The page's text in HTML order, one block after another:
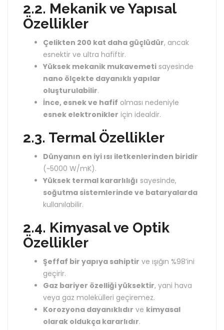
2.2. Mekanik ve Yapısal
Özellikler
Çelikten 200 kat daha güçlüdür, ancak
esnektir ve ultra hafiftir.
Yüksek mekanik mukavemeti sayesinde
nano ölçekte dayanıklı yapılar
oluşturulabilir.
İnce, esnek ve hafif olması nedeniyle
esnek elektronikler için idealdir.
2.3. Termal Özellikler
Dünyanın en iyi ısı iletkenlerinden biridir
(~5000 W/mK).
Yüksek termal kararlılığı sayesinde,
soğutma sistemlerinde ve bataryalarda
kullanılabilir.
2.4. Kimyasal ve Optik
Özellikler
Şeffaf bir yapıya sahiptir ve ışığın %98’ini
geçirir.
Gaz bariyer özelliği yüksektir, yani hava
veya gaz molekülleri geçiremez.
Korozyona dayanıklıdır ve kimyasal
olarak oldukça kararlıdır.